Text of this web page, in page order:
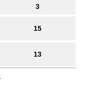
3
15
13